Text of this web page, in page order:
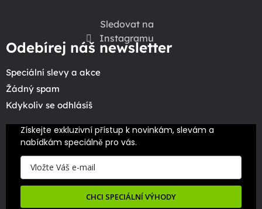
Sledovat na
Instagramu
Odebírej náš newsletter
Speciální slevy a akce
Žádný spam
Kdykoliv se odhlásíš
Získejte exkluzivní přístup k novinkám, slevám a
nabídkám speciálně pro vás.
CHCI SPECIÁLNÍ VÝHODY